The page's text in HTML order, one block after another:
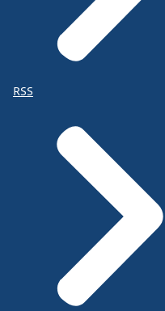
RSS